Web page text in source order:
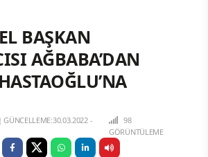
BAŞKAN
AĞBABA’DAN
|GÜNCELLEME:30.03.2022 -
98
GÖRÜNTÜLEME